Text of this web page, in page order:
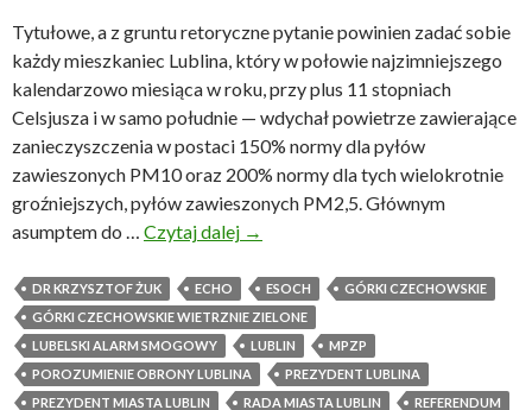
k
r
e
s
i
e
u
ś
Tytułowe, a z gruntu retoryczne pytanie powinien zadać sobie
każdy mieszkaniec Lublina, który w połowie najzimniejszego
kalendarzowo miesiąca w roku, przy plus 11 stopniach
Celsjusza i w samo południe — wdychał powietrze zawierające
zanieczyszczenia w postaci 150% normy dla pyłów
zawieszonych PM10 oraz 200% normy dla tych wielokrotnie
groźniejszych, pyłów zawieszonych PM2,5. Głównym
asumptem do … Czytaj dalej K
o
r
z
ą
d
→
DR KRZYSZTOF ŻUK ECHO ESOCH
GÓRKI CZECHOWSKIE
GÓRKI CZECHOWSKIE WIETRZNIE ZIELONE
LUBELSKI ALARM SMOGOWY
LUBLIN
MPZP
POROZUMIENIE OBRONY LUBLINA
PREZYDENT LUBLINA
PREZYDENT MIASTA LUBLIN
RADA MIASTA LUBLIN
REFERENDUM